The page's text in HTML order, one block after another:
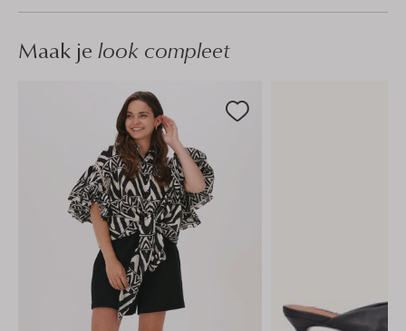
Maak je look compleet